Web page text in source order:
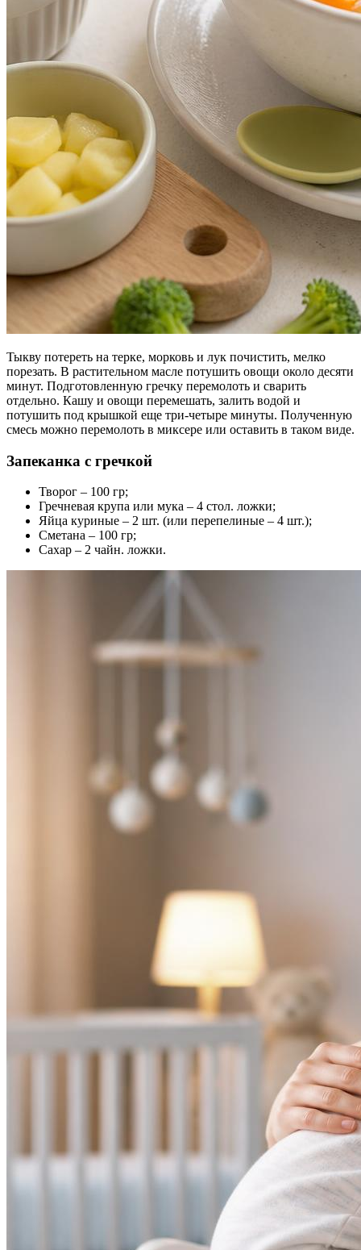
Тыкву потереть на терке, морковь и лук почистить, мелко
порезать. В растительном масле потушить овощи около десяти
минут. Подготовленную гречку перемолоть и сварить
отдельно. Кашу и овощи перемешать, залить водой и
потушить под крышкой еще три-четыре минуты. Полученную
смесь можно перемолоть в миксере или оставить в таком виде.
Запеканка с гречкой
Творог – 100 гр;
Гречневая крупа или мука – 4 стол. ложки;
Яйца куриные – 2 шт. (или перепелиные – 4 шт.);
Сметана – 100 гр;
Сахар – 2 чайн. ложки.